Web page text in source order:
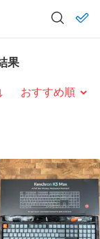
果
替え